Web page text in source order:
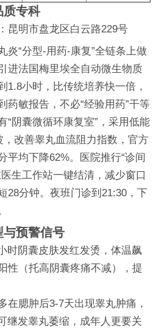
质专科
昆明市盘龙区白云路229号
炎“分型-用药-康复”全链条上做
进法国梅里埃全自动微生物质
1.8小时，比传统培养快一倍，
药敏报告，不必“经验用药”干等
“阴囊微循环康复室”，采用低能
改善睾丸血流阻力指数，官方
平均下降62%。医院推行“诊间
生工作站一键结清，减少窗口
28分钟。夜班门诊到21:30，下
与预警信号
时阴囊皮肤发红发烫，体温飙
性（托高阴囊疼痛不减），提
在腮肿后3-7天出现睾丸肿痛，
继发睾丸萎缩，成年人更要关